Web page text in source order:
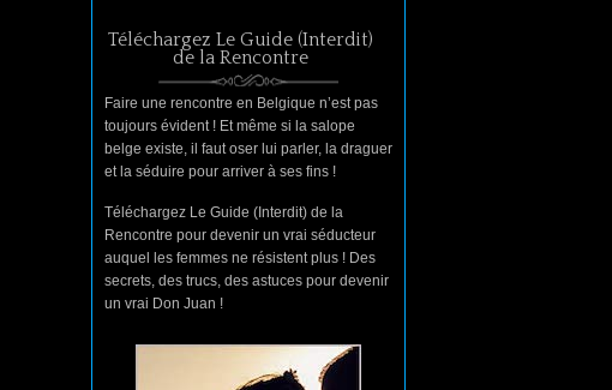
Téléchargez Le Guide (Interdit)
de la Rencontre
Faire une rencontre en Belgique n’est pas
toujours évident ! Et même si la salope
belge existe, il faut oser lui parler, la draguer
et la séduire pour arriver à ses fins !
Téléchargez Le Guide (Interdit) de la
Rencontre pour devenir un vrai séducteur
auquel les femmes ne résistent plus ! Des
secrets, des trucs, des astuces pour devenir
un vrai Don Juan !